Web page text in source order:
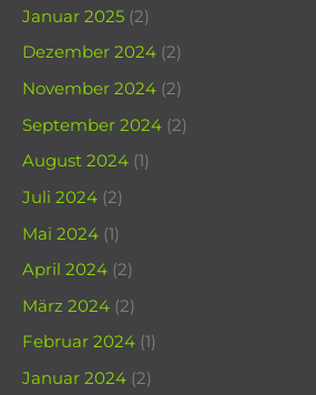
Januar 2025 (2)
Dezember 2024 (2)
November 2024 (2)
September 2024 (2)
August 2024 (1)
Juli 2024 (2)
Mai 2024 (1)
April 2024 (2)
März 2024 (2)
Februar 2024 (1)
Januar 2024 (2)